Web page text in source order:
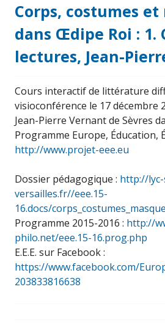
Corps, costumes et
dans Œdipe Roi : 1.
lectures, Jean-
Cours interactif de littérature
visioconférence le 17 décembre
Jean-Pierre Vernant de Sèvres
Programme Europe, Éducation,
http://www.projet-eee.eu
Dossier pédagogique : http://lyc-
versailles.fr//eee.15-
16.docs/
Programme 2015-2016 : http://
philo.net/eee.15-16.prog.php
E.E.E. sur Facebook :
https://www.facebook.com/
203833816638